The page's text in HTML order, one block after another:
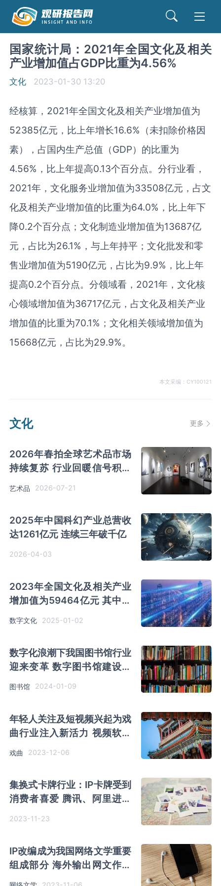
国家统计局：2021年全国文化及相关
产业增加值占GDP比重为4.56%
文化 2023-01-30 13:20
经核算， 2021年全国文化及相关产业增加值为
52385亿元，比上年增长16.6% （未扣除价格因
素），占国内生产总值（GDP）的比重为
4.56% ，比上年提高0.13个百分点。分行业看，
2021年，文化服务业增加值为33508亿元，占文
化及相关产业增加值的比重为64.0% ，比上年下
降0.2个百分点；文化制造业增加值为13687亿
元，占比为26.1% ，与上年持平；文化批发和零
售业增加值为5190亿元，占比为9.9% ，比上年
提高0.2个百分点。分领域看， 2021年，文化核
心领域增加值为36717亿元，占文化及相关产业
增加值的比重为70.1% ；文化相关领域增加值为
15668亿元，占比为29.9%。
本文采编：CY100121
文化 更多
2026年春拍全球艺术品市场
持续复苏 行业回暖信号积极
艺术品 2026-07-21
2025年中国科幻产业总营收
达1261亿元 连续三年破千亿
2026-04-03
2023年全国文化及相关产业
增加值为59464亿元 其中文
化服务业增加值占比为69.2%
数字文化 2025-01-02
数字化浪潮下我国图书馆行业
迎来变革 数字图书馆建设加
图书馆 2024-01-09
年轻人关注及短视频兴起为戏
曲行业注入新活力 视频软件
戏曲 2023-12-06
集换式卡牌行业：IP卡牌受到
消费者喜爱 腾讯、阿里进入
2023-11-23
IP改编成为我国网络文学重要
组成部分 海外输出网文作品
不断增多